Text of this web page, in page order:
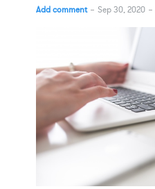
Add comment Sep 30, 2020